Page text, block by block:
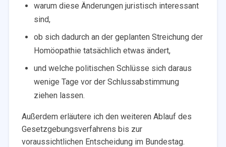
warum diese Änderungen juristisch interessant
sind,
ob sich dadurch an der geplanten Streichung der
Homöopathie tatsächlich etwas ändert,
und welche politischen Schlüsse sich daraus
wenige Tage vor der Schlussabstimmung
ziehen lassen.
Außerdem erläutere ich den weiteren Ablauf des
Gesetzgebungsverfahrens bis zur
voraussichtlichen Entscheidung im Bundestag.